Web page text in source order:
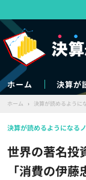
ホーム 決算が
ホーム › 決算が読めるように
世界の著名投
「消費の伊
決算が読めるようになる